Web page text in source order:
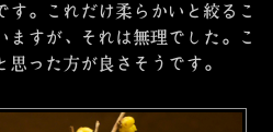
。これだけ柔らかいと絞るこ
ますが、それは無理でした。こ
思った方が良さそうです。